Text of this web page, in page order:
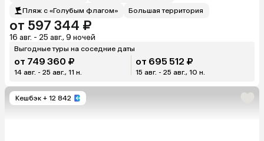
Пляж с «Голубым флагом»
Большая территория
от 597 344 ₽
16 авг. - 25 авг., 9 ночей
Выгодные туры на соседние даты
от 749 360 ₽
14 авг. - 25 авг., 11 н.
от 695 512 ₽
15 авг. - 25 авг., 10 н.
Кешбэк + 12 842